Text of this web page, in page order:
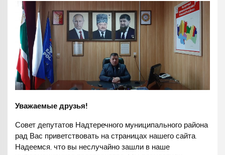
Уважаемые друзья!
Совет депутатов Надтеречного муниципального района
рад Вас приветствовать на страницах нашего сайта.
Надеемся, что вы неслучайно зашли в наше